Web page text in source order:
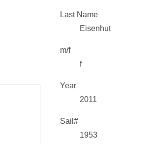
Last Name
Eisenhut
m/f
f
Year
2011
Sail#
1953